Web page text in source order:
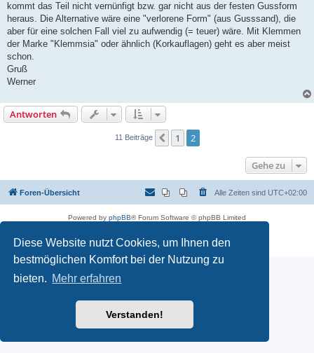
Diese Website nutzt Cookies, um Ihnen den
bestmöglichen Komfort bei der Nutzung zu
bieten. Mehr erfahren
Verstanden!
kommt das Teil nicht vernünfigt bzw. gar nicht aus der festen Gussform
heraus. Die Alternative wäre eine "verlorene Form" (aus Gusssand), die
aber für eine solchen Fall viel zu aufwendig (= teuer) wäre. Mit Klemmen
der Marke "Klemmsia" oder ähnlich (Korkauflagen) geht es aber meist
schon.
Gruß
Werner
Antworten
11 Beiträge Vorherige
1 2
Gehe zu
Foren-Übersicht Alle Zeiten sind UTC+02:00
Powered by phpBB® Forum Software © phpBB Limited
Datenschutz|Nutzungsbedingungen